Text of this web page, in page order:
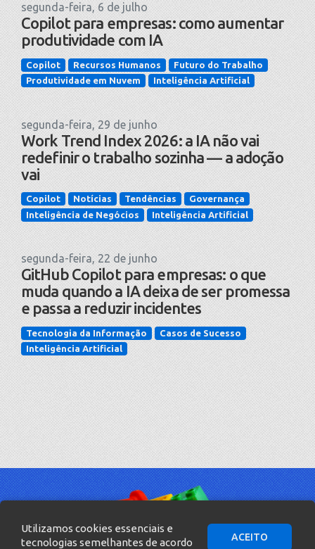
segunda-feira, 6 de julho
Copilot para empresas: como aumentar
produtividade com IA
Copilot Recursos Humanos
Futuro do Trabalho
Produtividade em Nuvem
Inteligência Artificial
segunda-feira, 29 de junho
Work Trend Index 2026: a IA não vai
redefinir o trabalho sozinha — a adoção
vai
Copilot Notícias Tendências
Governança
Inteligência de Negócios
Inteligência Artificial
segunda-feira, 22 de junho
GitHub Copilot para empresas: o que
muda quando a IA deixa de ser promessa
e passa a reduzir incidentes
Tecnologia da Informação
Casos de Sucesso
Inteligência Artificial
Utilizamos cookies essenciais e
tecnologias semelhantes de acordo
ACEITO